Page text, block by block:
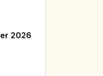
2026